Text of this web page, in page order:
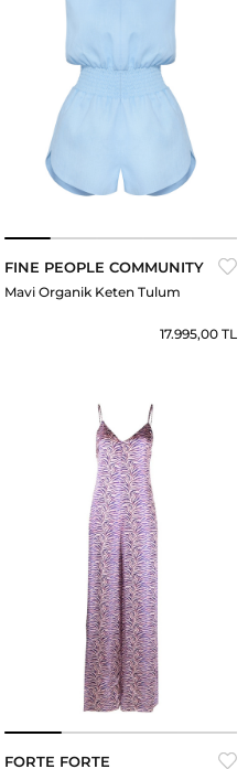
FINE PEOPLE COMMUNITY
Mavi Organik Keten Tulum
17.995,00 TL
FORTE FORTE